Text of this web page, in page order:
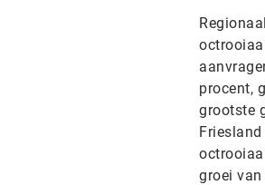
procent,
grootste
groei